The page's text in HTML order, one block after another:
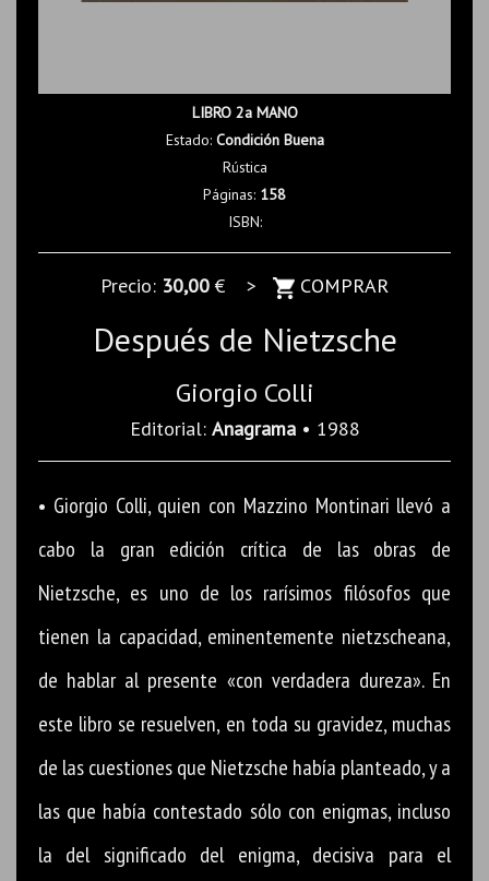
LIBRO 2a MANO
Estado: Condición Buena
Rústica
Páginas: 158
ISBN:
Precio: 30,00€ > COMPRAR
Después de Nietzsche
Giorgio Colli
Editorial: Anagrama• 1988
• Giorgio Colli, quien con Mazzino Montinari llevó a
cabo la gran edición crítica de las obras de
Nietzsche, es uno de los rarísimos filósofos que
tienen la capacidad, eminentemente nietzscheana,
de hablar al presente «con verdadera dureza». En
este libro se resuelven, en toda su gravidez, muchas
de las cuestiones que Nietzsche había planteado, y a
las que había contestado sólo con enigmas, incluso
la del significado del enigma, decisiva para el